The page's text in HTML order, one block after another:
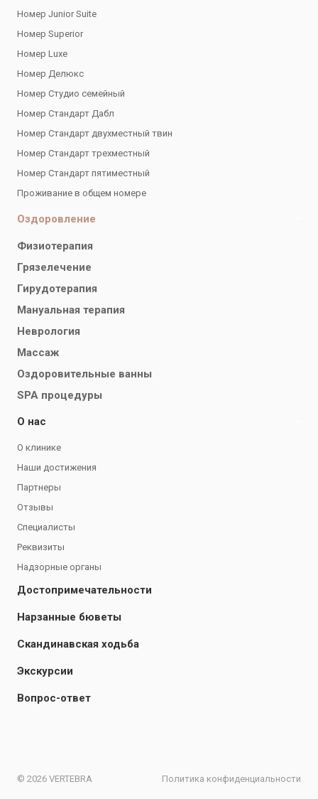
Номер Junior Suite
Номер Superior
Номер Luxe
Номер Делюкс
Номер Студио семейный
Номер Стандарт Дабл
Номер Стандарт двухместный твин
Номер Стандарт трехместный
Номер Стандарт пятиместный
Проживание в общем номере
Оздоровление
Физиотерапия
Грязелечение
Гирудотерапия
Мануальная терапия
Неврология
Массаж
Оздоровительные ванны
SPA процедуры
О нас
О клинике
Наши достижения
Партнеры
Отзывы
Специалисты
Реквизиты
Надзорные органы
Достопримечательности
Нарзанные бюветы
Скандинавская ходьба
Экскурсии
Вопрос-ответ
© 2026 VERTEBRA Политика конфиденциальности